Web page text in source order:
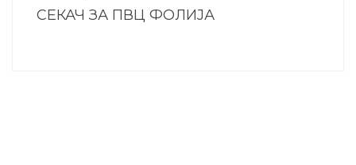
СЕКАЧ ЗА ПВЦ ФОЛИЈА